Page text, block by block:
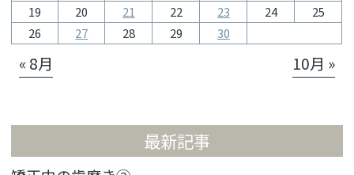
19
20 21 22 23 24
25
26
27 28 29 30
« 8月 10月 »
最新記事